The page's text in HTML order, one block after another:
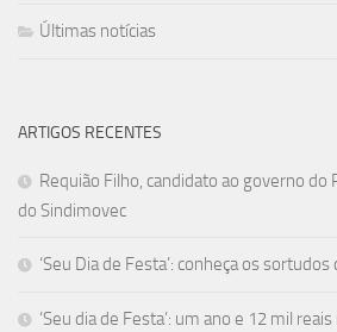
Últimas notícias
ARTIGOS RECENTES
Requião Filho, candidato ao governo do
do Sindimovec
‘Seu Dia de Festa’: conheça os sortudos
‘Seu dia de Festa’: um ano e 12 mil